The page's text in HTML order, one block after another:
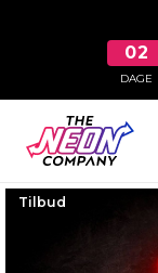
02
DAGE
Tilbud